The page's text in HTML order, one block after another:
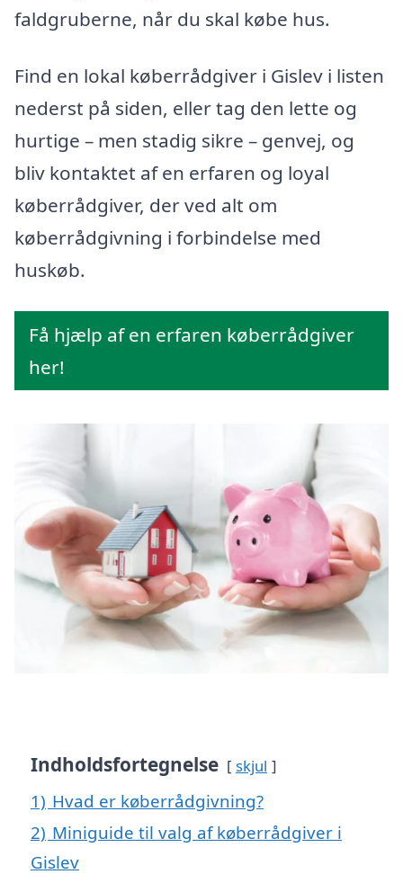
faldgruberne, når du skal købe hus.
Find en lokal køberrådgiver i Gislev i listen
nederst på siden, eller tag den lette og
hurtige – men stadig sikre – genvej, og
bliv kontaktet af en erfaren og loyal
køberrådgiver, der ved alt om
køberrådgivning i forbindelse med
huskøb.
Få hjælp af en erfaren køberrådgiver
her!
Indholdsfortegnelse skjul
1) Hvad er køberrådgivning?
2) Miniguide til valg af køberrådgiver i
Gislev